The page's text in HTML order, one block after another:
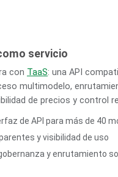
servicio
con TaaS: una API
multimodelo,
de precios y control
de API para más de 40
y visibilidad de uso
y enrutamiento